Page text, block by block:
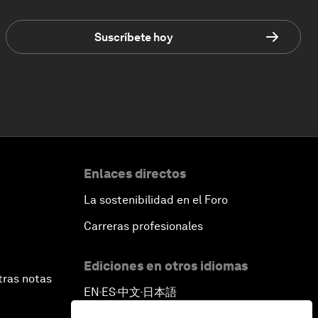
Suscríbete hoy
notas
Enlaces directos
La sostenibilidad en el Foro
Carreras profesionales
Ediciones en otros idiomas
EN ▪ES▪中文▪ 日本語